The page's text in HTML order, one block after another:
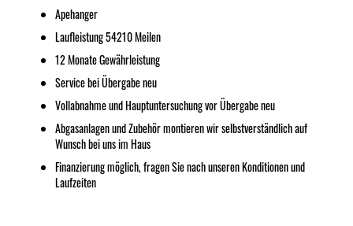
Apehanger
Laufleistung 54210 Meilen
12 Monate Gewährleistung
Service bei Übergabe neu
Vollabnahme und Hauptuntersuchung vor Übergabe neu
Abgasanlagen und Zubehör montieren wir selbstverständlich auf
Wunsch bei uns im Haus
Finanzierung möglich, fragen Sie nach unseren Konditionen und
Laufzeiten